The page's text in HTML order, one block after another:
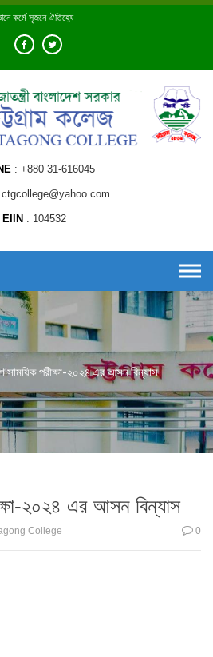
কর্মে সৃজনে ঐতিহ্যে
+880 31-616045
ctgcollege@yahoo.com
EIIN 104532
সাময়িক পরীক্ষা-২০২৪ এর আসন বিন্যাস
২০২৪ এর আসন বিন্যাস
College 0